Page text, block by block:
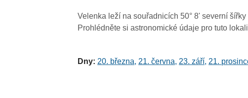
Velenka leží na souřadnicích 50° 8' severní
Prohlédněte si astronomické údaje pro tuto
Dny: 20. března, 21. června, 23. září, 21.